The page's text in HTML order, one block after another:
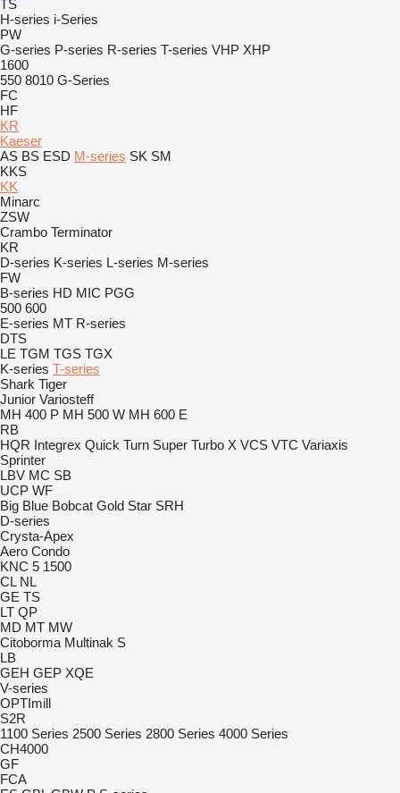
TS
H-series i-Series
PW
G-series P-series R-series T-series VHP XHP
1600
550 8010 G-Series
FC
HF
KR
Kaeser
AS BS ESD M-series SK SM
KKS
KK
Minarc
ZSW
Crambo Terminator
KR
D-series K-series L-series M-series
FW
B-series HD MIC PGG
500 600
E-series MT R-series
DTS
LE TGM TGS TGX
K-series T-series
Shark Tiger
Junior Variosteff
MH 400 P MH 500 W MH 600 E
RB
HQR Integrex Quick Turn Super Turbo X VCS VTC Variaxis
Sprinter
LBV MC SB
UCP WF
Big Blue Bobcat Gold Star SRH
D-series
Crysta-Apex
Aero Condo
KNC 5 1500
CL NL
GE TS
LT QP
MD MT MW
Citoborma Multinak S
LB
GEH GEP XQE
V-series
OPTImill
S2R
1100 Series 2500 Series 2800 Series 4000 Series
CH4000
GF
FCA